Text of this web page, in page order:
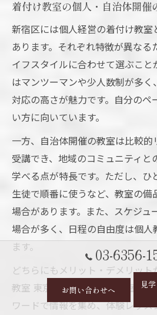
着付け教室の個人・自治体開催
新宿区には個人経営の着付け教
あります。それぞれ特徴が異なる
イフスタイルに合わせて選ぶこと
はマンツーマンや少人数制が多
対応の高さが魅力です。自分のペ
い方に向いています。
一方、自治体開催の教室は比較的
受講でき、地域のコミュニティと
学べる点が特長です。ただし、ひ
生徒で順番に使うなど、教室の備
場合があります。また、スケジュ
場合が多く、日程の自由度は個
ます。
どちらにもメリット・デメリッ
教室 東京 個人」「着付け教室 自
ワードで情報を集め、体験レッ
03-6356-
お問い合わせへ
見